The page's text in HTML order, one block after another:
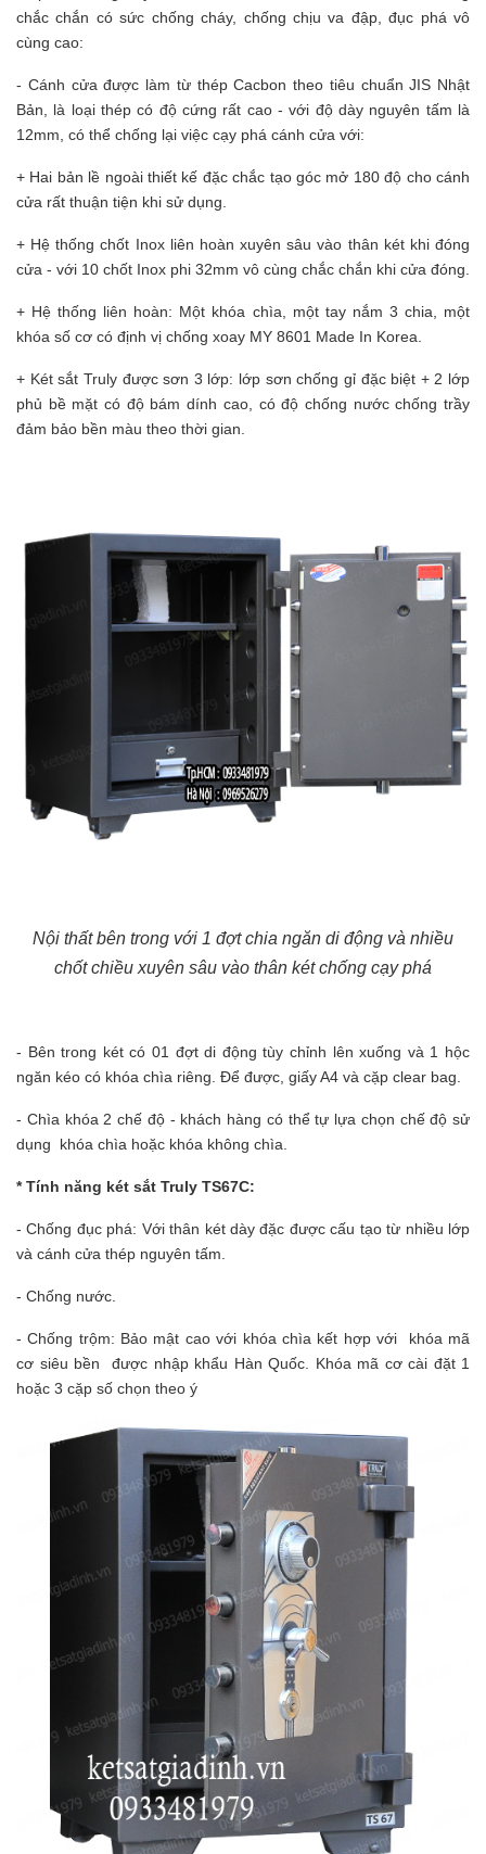
chắc chắn có sức chống cháy, chống chịu va đập, đục phá vô
cùng cao:
- Cánh cửa được làm từ thép Cacbon theo tiêu chuẩn JIS Nhật
Bản, là loại thép có độ cứng rất cao - với độ dày nguyên tấm là
12mm, có thể chống lại việc cạy phá cánh cửa với:
+ Hai bản lề ngoài thiết kế đặc chắc tạo góc mở 180 độ cho cánh
cửa rất thuận tiện khi sử dụng.
+ Hệ thống chốt Inox liên hoàn xuyên sâu vào thân két khi đóng
cửa - với 10 chốt Inox phi 32mm vô cùng chắc chắn khi cửa đóng.
+ Hệ thống liên hoàn: Một khóa chìa, một tay nắm 3 chia, một
khóa số cơ có định vị chống xoay MY 8601 Made In Korea.
+ Két sắt Truly được sơn 3 lớp: lớp sơn chống gỉ đặc biệt + 2 lớp
phủ bề mặt có độ bám dính cao, có độ chống nước chống trầy
đảm bảo bền màu theo thời gian.
Nội thất bên trong với 1 đợt chia ngăn di động và nhiều
chốt chiều xuyên sâu vào thân két chống cạy phá
- Bên trong két có 01 đợt di động tùy chỉnh lên xuống và 1 hộc
ngăn kéo có khóa chìa riêng. Để được, giấy A4 và cặp clear bag.
- Chìa khóa 2 chế độ - khách hàng có thể tự lựa chọn chế độ sử
dụng khóa chìa hoặc khóa không chìa.
* Tính năng két sắt Truly TS67C:
- Chống đục phá: Với thân két dày đặc được cấu tạo từ nhiều lớp
và cánh cửa thép nguyên tấm.
- Chống nước.
- Chống trộm: Bảo mật cao với khóa chìa kết hợp với khóa mã
cơ siêu bền được nhập khẩu Hàn Quốc. Khóa mã cơ cài đặt 1
hoặc 3 cặp số chọn theo ý